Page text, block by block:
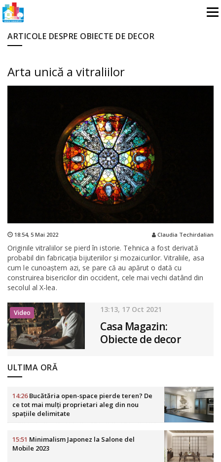
ARTICOLE DESPRE OBIECTE DE DECOR
Arta unică a vitraliilor
18:54, 5 Mai 2022 Claudia Techirdalian
Originile vitraliilor se pierd în istorie. Tehnica a fost derivată
probabil din fabricația bijuteriilor și mozaicurilor. Vitraliile, asa
cum le cunoaștem azi, se pare că au apărut o dată cu
construirea bisericilor din occident, cele mai vechi datând din
secolul al X-lea.
Video 13:13, 17 Oct 2021
Casa Magazin:
Obiecte de decor
ULTIMA ORĂ
14:26Bucătăria open-space pierde teren? De
ce tot mai mulți proprietari aleg din nou
spațiile delimitate
15:51 Minimalism Japonez la Salone del
Mobile 2023